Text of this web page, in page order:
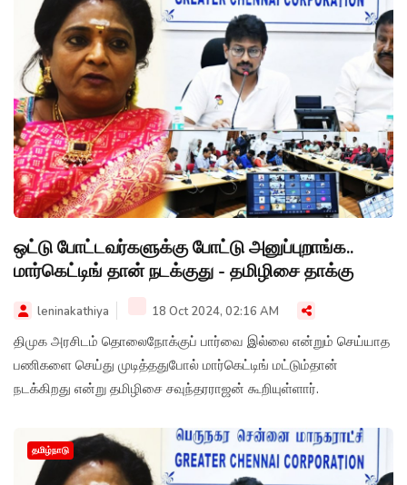
ஒட்டு போட்டவர்களுக்கு போட்டு அனுப்புறாங்க..
மார்கெட்டிங் தான் நடக்குது - தமிழிசை தாக்கு
leninakathiya 18 Oct 2024, 02:16 AM
திமுக அரசிடம் தொலைநோக்குப் பார்வை இல்லை என்றும் செய்யாத
பணிகளை செய்து முடித்ததுபோல் மார்கெட்டிங் மட்டும்தான்
நடக்கிறது என்று தமிழிசை சவுந்தரராஜன் கூறியுள்ளார்.
தமிழ்நாடு